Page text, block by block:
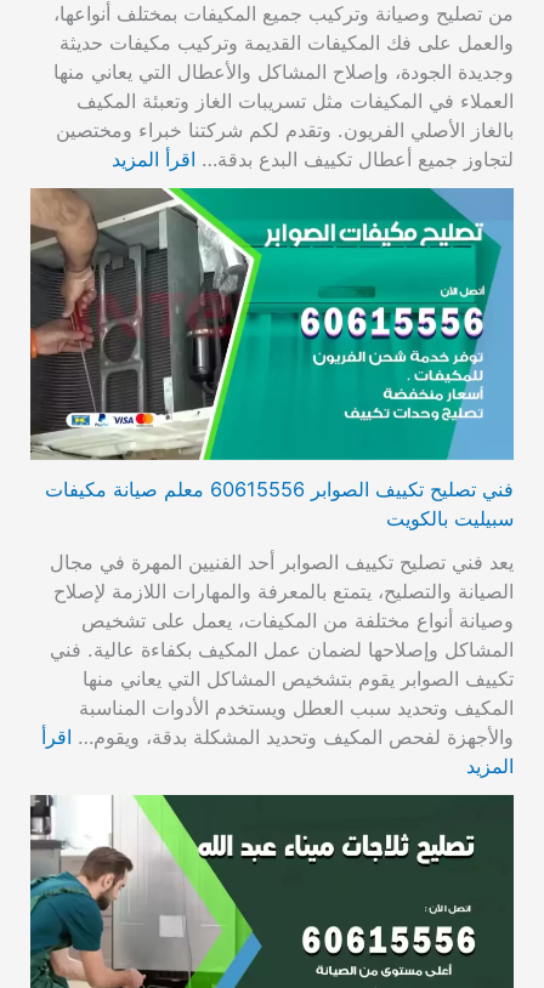
من تصليح وصيانة وتركيب جميع المكيفات بمختلف أنواعها،
والعمل على فك المكيفات القديمة وتركيب مكيفات حديثة
وجديدة الجودة، وإصلاح المشاكل والأعطال التي يعاني منها
العملاء في المكيفات مثل تسريبات الغاز وتعبئة المكيف
بالغاز الأصلي الفريون. وتقدم لكم شركتنا خبراء ومختصين
لتجاوز جميع أعطال تكييف البدع بدقة… اقرأ المزيد
فني تصليح تكييف الصوابر 60615556 معلم صيانة مكيفات
سبيليت بالكويت
يعد فني تصليح تكييف الصوابر أحد الفنيين المهرة في مجال
الصيانة والتصليح، يتمتع بالمعرفة والمهارات اللازمة لإصلاح
وصيانة أنواع مختلفة من المكيفات، يعمل على تشخيص
المشاكل وإصلاحها لضمان عمل المكيف بكفاءة عالية. فني
تكييف الصوابر يقوم بتشخيص المشاكل التي يعاني منها
المكيف وتحديد سبب العطل ويستخدم الأدوات المناسبة
والأجهزة لفحص المكيف وتحديد المشكلة بدقة، ويقوم… اقرأ
المزيد